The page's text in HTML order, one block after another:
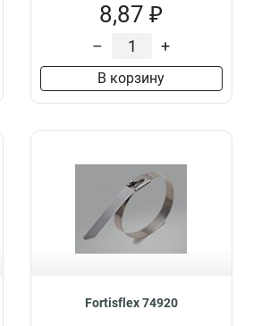
8,87 ₽
– +
В корзину
Fortisflex 74920